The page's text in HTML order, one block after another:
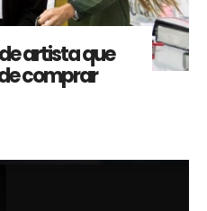
artista que
comprar